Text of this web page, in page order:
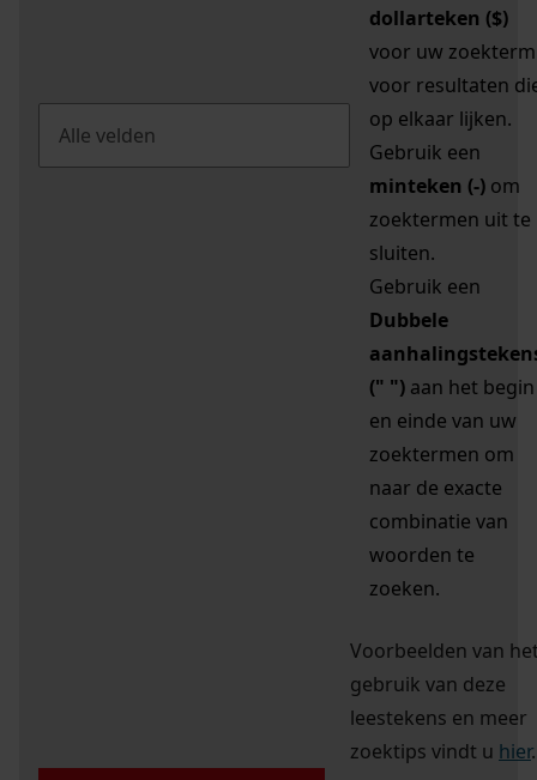
dollarteken ($)
voor uw zoekterm
voor resultaten
op elkaar lijken.
Gebruik een
minteken (-) om
zoektermen uit te
sluiten.
Gebruik een
Dubbele
(" ") aan het begin
en einde van uw
zoektermen om
naar de exacte
combinatie van
woorden te
zoeken.
Voorbeelden van
gebruik van deze
leestekens en meer
zoektips vindt u hier.